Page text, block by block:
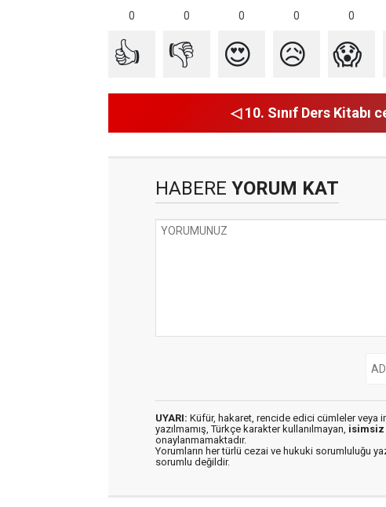
0 0 0 0 0
👍 👎 😍 😥 😱
◁ 10. Sınıf Ders Kitabı
HABERE YORUM KAT
UYARI: Küfür, hakaret, rencide edici cümleler veya
yazılmamış, Türkçe karakter kullanılmayan, isimsiz
onaylanmamaktadır.
Yorumların her türlü cezai ve hukuki sorumluluğu
sorumlu değildir.